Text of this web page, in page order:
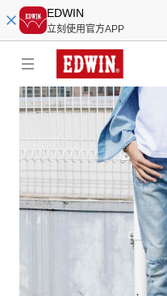
EDWIN
立刻使用官方APP